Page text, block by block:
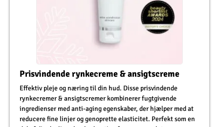
Prisvindende rynkecreme & ansigtscreme
Effektiv pleje og næring til din hud. Disse prisvindende
rynkecremer & ansigtscremer kombinerer fugtgivende
ingredienser med anti-aging egenskaber, der hjælper med at
reducere fine linjer og genoprette elasticitet. Perfekt som en